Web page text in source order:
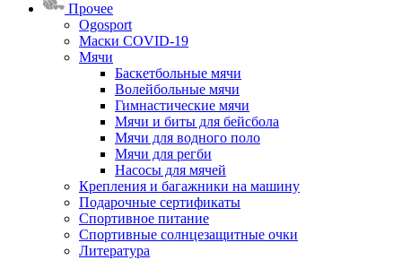
Прочее
Ogosport
Маски COVID-19
Мячи
Баскетбольные мячи
Волейбольные мячи
Гимнастические мячи
Мячи и биты для бейсбола
Мячи для водного поло
Мячи для регби
Насосы для мячей
Крепления и багажники на машину
Подарочные сертификаты
Спортивное питание
Спортивные солнцезащитные очки
Литература